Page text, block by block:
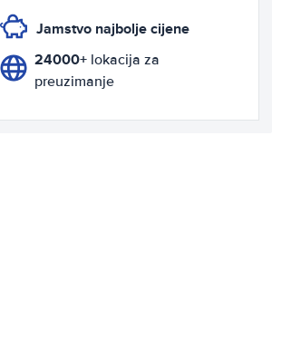
Jamstvo najbolje cijene
24000+lokacija za
preuzimanje